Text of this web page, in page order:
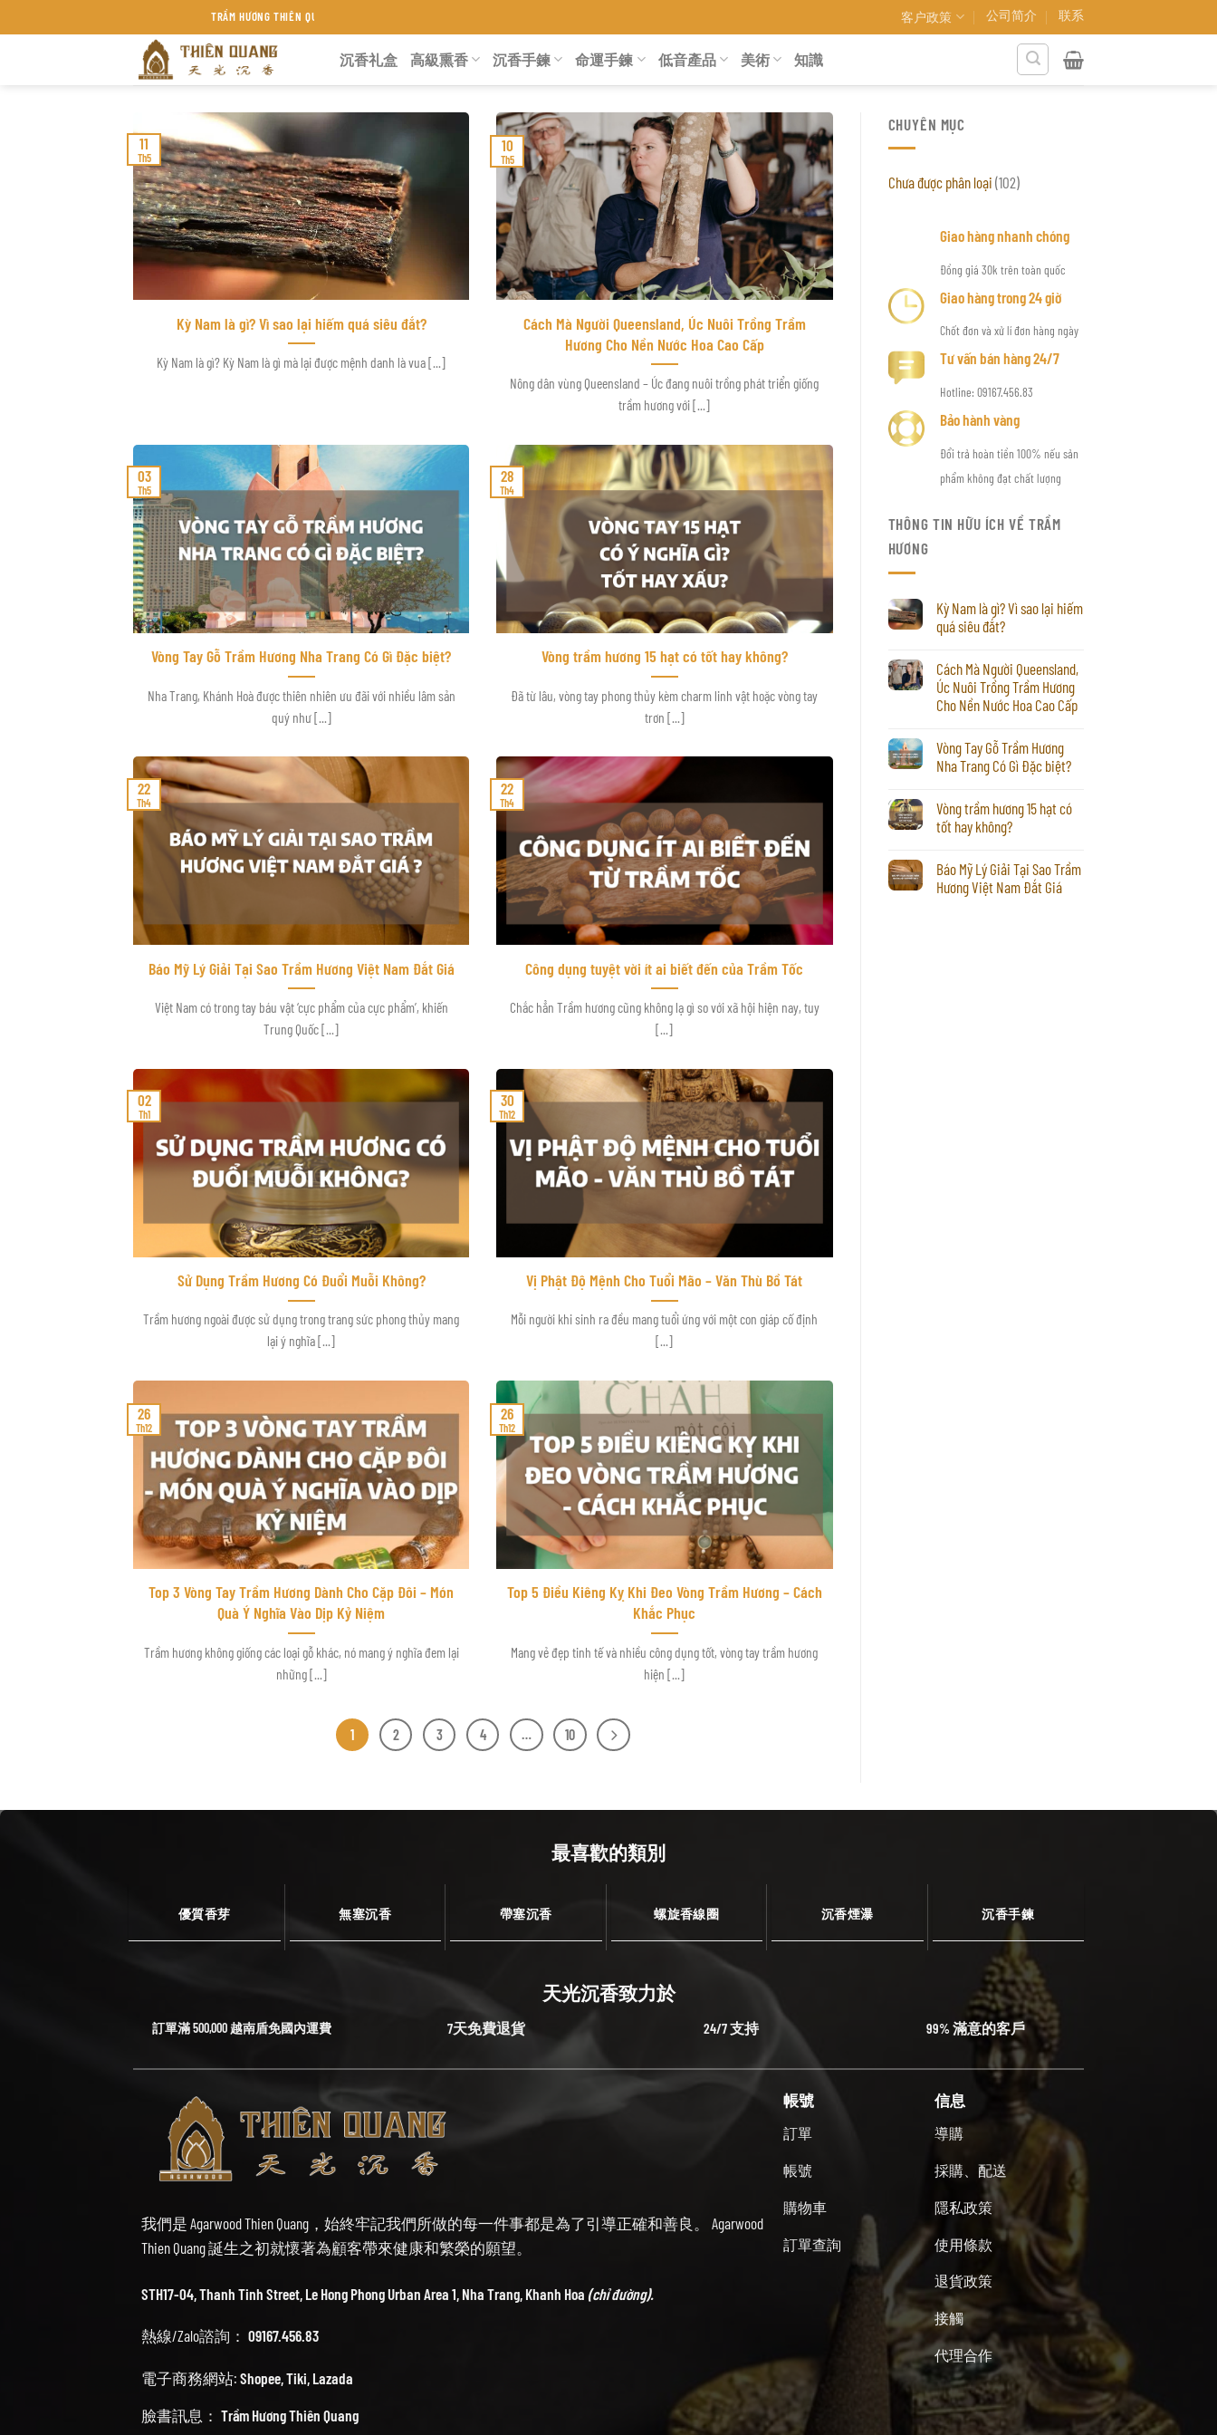
đến
TRẦM HƯƠNG THIÊN QUANG KHÁNH HÒA 客户政策 公司简介 联系
沉香礼盒 高級熏香 沉香手鍊 命運手鍊 低音產品 美術 知識
Kỳ Nam là gì? Vì sao lại hiếm quá siêu đắt?
Kỳ Nam là gì? Kỳ Nam là gì mà lại được mệnh danh là vua [...]
11
Th5
Cách Mà Người Queensland, Úc Nuôi Trồng Trầm
Hương Cho Nền Nước Hoa Cao Cấp
Nông dân vùng Queensland – Úc đang nuôi trồng phát triển giống
trầm hương với [...]
10
Th5
Vòng Tay Gỗ Trầm Hương Nha Trang Có Gì Đặc biệt?
Nha Trang, Khánh Hoà được thiên nhiên ưu đãi với nhiều lâm sản
quý như [...]
03
Th5
Vòng trầm hương 15 hạt có tốt hay không?
Đã từ lâu, vòng tay phong thủy kèm charm linh vật hoặc vòng tay
trơn [...]
28
Th4
Báo Mỹ Lý Giải Tại Sao Trầm Hương Việt Nam Đắt Giá
Việt Nam có trong tay báu vật ‘cực phẩm của cực phẩm’, khiến
Trung Quốc [...]
22
Th4
Công dụng tuyệt vời ít ai biết đến của Trầm Tốc
Chắc hẳn Trầm hương cũng không lạ gì so với xã hội hiện nay, tuy
[...]
22
Th4
Sử Dụng Trầm Hương Có Đuổi Muỗi Không?
Trầm hương ngoài được sử dụng trong trang sức phong thủy mang
lại ý nghĩa [...]
02
Th1
Vị Phật Độ Mệnh Cho Tuổi Mão – Văn Thù Bồ Tát
Mỗi người khi sinh ra đều mang tuổi ứng với một con giáp cố định
[...]
30
Th12
Top 3 Vòng Tay Trầm Hương Dành Cho Cặp Đôi – Món
Quà Ý Nghĩa Vào Dịp Kỷ Niệm
Trầm hương không giống các loại gỗ khác, nó mang ý nghĩa đem lại
những [...]
26
Th12
Top 5 Điều Kiêng Kỵ Khi Đeo Vòng Trầm Hương – Cách
Khắc Phục
Mang vẻ đẹp tinh tế và nhiều công dụng tốt, vòng tay trầm hương
hiện [...]
26
Th12
1 2 3 4 … 10
CHUYÊN MỤC
Chưa được phân loại (102)
Giao hàng nhanh chóng
Đồng giá 30k trên toàn quốc
Giao hàng trong 24 giờ
Chốt đơn và xử lí đơn hàng ngày
Tư vấn bán hàng 24/7
Hotline: 09167.456.83
Bảo hành vàng
Đổi trả hoàn tiền 100% nếu sản
phẩm không đạt chất lượng
THÔNG TIN HỮU ÍCH VỀ TRẦM
HƯƠNG
Kỳ Nam là gì? Vì sao lại hiếm
quá siêu đắt?
Cách Mà Người Queensland,
Úc Nuôi Trồng Trầm Hương
Cho Nền Nước Hoa Cao Cấp
Vòng Tay Gỗ Trầm Hương
Nha Trang Có Gì Đặc biệt?
Vòng trầm hương 15 hạt có
tốt hay không?
Báo Mỹ Lý Giải Tại Sao Trầm
Hương Việt Nam Đắt Giá
最喜歡的類別
優質香芽 無塞沉香 帶塞沉香 螺旋香線圈 沉香煙瀑 沉香手鍊
天光沉香致力於
訂單滿 500,000 越南盾免國內運費 7天免費退貨 24/7 支持 99% 滿意的客戶
我們是 Agarwood Thien Quang，始終牢記我們所做的每一件事都是為了引導正確和善良。 Agarwood
Thien Quang 誕生之初就懷著為顧客帶來健康和繁榮的願望。
STH17-04, Thanh Tinh Street, Le Hong Phong Urban Area 1, Nha Trang, Khanh Hoa (chỉ đường).
熱線/Zalo諮詢： 09167.456.83
電子商務網站: Shopee,Tiki, Lazada
臉書訊息： Trầm Hương Thiên Quang
帳號
訂單
帳號
購物車
訂單查詢
信息
導購
採購、配送
隱私政策
使用條款
退貨政策
接觸
代理合作